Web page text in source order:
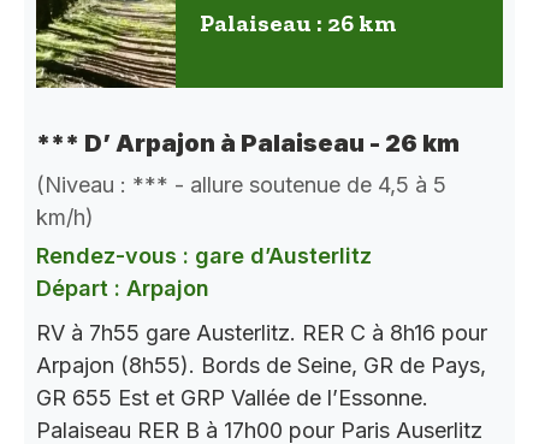
Palaiseau : 26 km
*** D’ Arpajon à Palaiseau - 26 km
(Niveau : *** - allure soutenue de 4,5 à 5
km/h)
Rendez-vous : gare d’Austerlitz
Départ : Arpajon
RV à 7h55 gare Austerlitz. RER C à 8h16 pour
Arpajon (8h55). Bords de Seine, GR de Pays,
GR 655 Est et GRP Vallée de l’Essonne.
Palaiseau RER B à 17h00 pour Paris Auserlitz